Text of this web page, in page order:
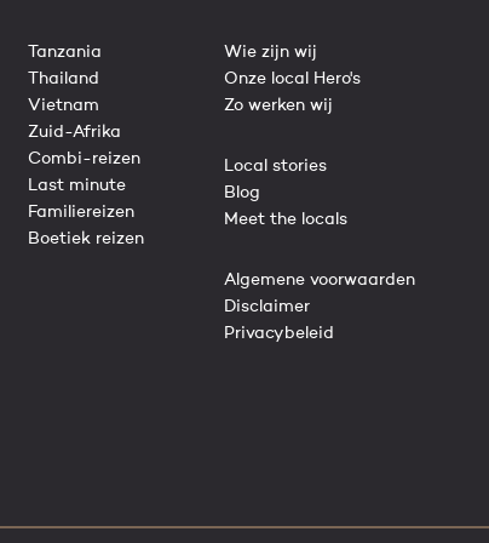
Tanzania
Thailand
Vietnam
Zuid-Afrika
Combi-reizen
Last minute
Familiereizen
Boetiek reizen
Wie zijn wij
Onze local Hero's
Zo werken wij
Local stories
Blog
Meet the locals
Algemene voorwaarden
Disclaimer
Privacybeleid